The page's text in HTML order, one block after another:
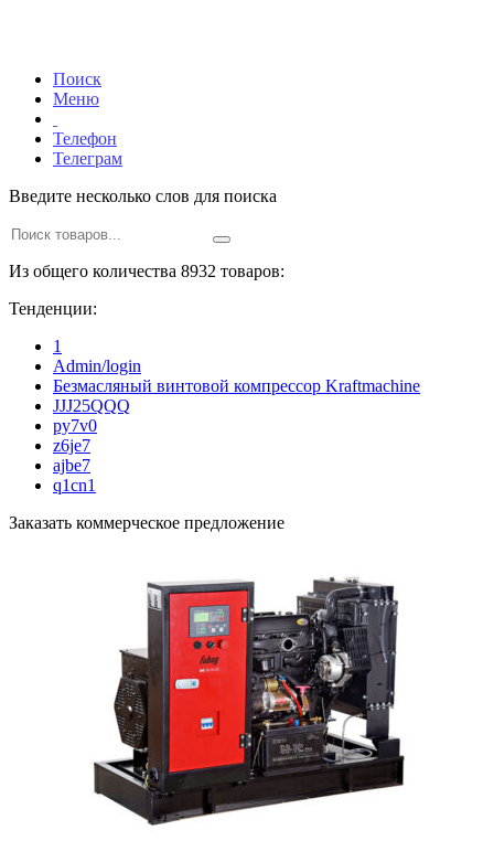
Поиск
Меню
Телефон
Телеграм
Введите несколько слов для поиска
Из общего количества 8932 товаров:
Тенденции:
1
Admin/login
Безмасляный винтовой компрессор Kraftmaсhine
JJJ25QQQ
py7v0
z6je7
ajbe7
q1cn1
Заказать коммерческое предложение